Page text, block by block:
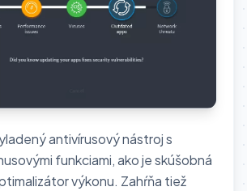
antivírusový nástroj s
funkciami, ako je skúšobná
výkonu. Zahŕňa tiež